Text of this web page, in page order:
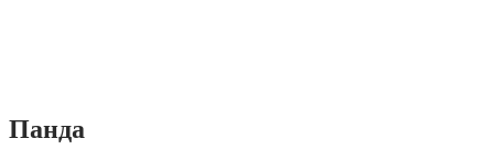
Панда